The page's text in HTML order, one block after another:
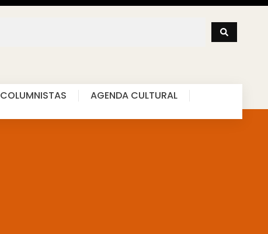
COLUMNISTAS
AGENDA CULTURAL